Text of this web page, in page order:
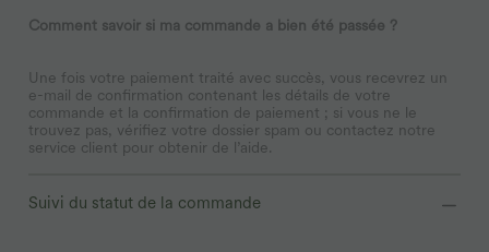
Comment savoir si ma commande a bien été passée ?
Une fois votre paiement traité avec succès, vous recevrez un
e-mail de confirmation contenant les détails de votre
commande et la confirmation de paiement ; si vous ne le
trouvez pas, vérifiez votre dossier spam ou contactez notre
service client pour obtenir de l’aide.
Suivi du statut de la commande